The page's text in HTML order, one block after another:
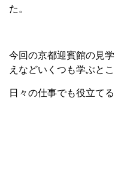
た。
今回の京都迎賓館の見
えなどいくつも学ぶと
日々の仕事でも役立て